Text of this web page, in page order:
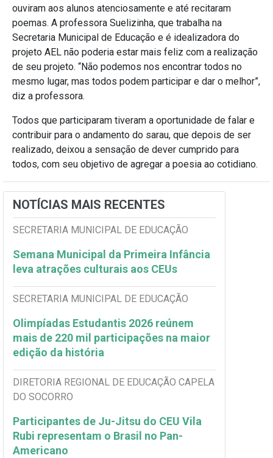
ouviram aos alunos atenciosamente e até recitaram
poemas. A professora Suelizinha, que trabalha na
Secretaria Municipal de Educação e é idealizadora do
projeto AEL não poderia estar mais feliz com a realização
de seu projeto. “Não podemos nos encontrar todos no
mesmo lugar, mas todos podem participar e dar o melhor”,
diz a professora.
Todos que participaram tiveram a oportunidade de falar e
contribuir para o andamento do sarau, que depois de ser
realizado, deixou a sensação de dever cumprido para
todos, com seu objetivo de agregar a poesia ao cotidiano.
NOTÍCIAS MAIS RECENTES
SECRETARIA MUNICIPAL DE EDUCAÇÃO
Semana Municipal da Primeira Infância
leva atrações culturais aos CEUs
SECRETARIA MUNICIPAL DE EDUCAÇÃO
Olimpíadas Estudantis 2026 reúnem
mais de 220 mil participações na maior
edição da história
DIRETORIA REGIONAL DE EDUCAÇÃO CAPELA
DO SOCORRO
Participantes de Ju-Jitsu do CEU Vila
Rubi representam o Brasil no Pan-
Americano